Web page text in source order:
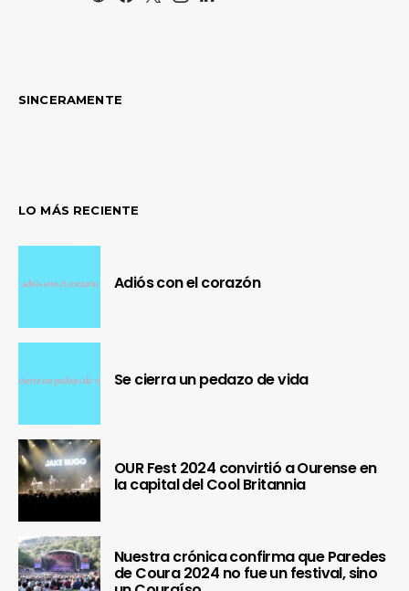
SINCERAMENTE
LO MÁS RECIENTE
Adiós con el corazón
Se cierra un pedazo de vida
OUR Fest 2024 convirtió a Ourense en
la capital del Cool Britannia
Nuestra crónica confirma que Paredes
de Coura 2024 no fue un festival, sino